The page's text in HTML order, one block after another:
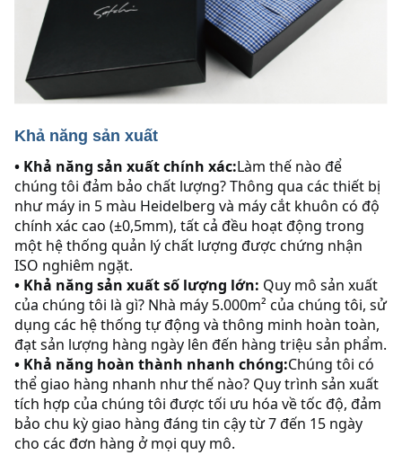
Khả năng sản xuất
• Khả năng sản xuất chính xác:Làm thế nào để
chúng tôi đảm bảo chất lượng? Thông qua các thiết bị
như máy in 5 màu Heidelberg và máy cắt khuôn có độ
chính xác cao (±0,5mm), tất cả đều hoạt động trong
một hệ thống quản lý chất lượng được chứng nhận
ISO nghiêm ngặt.
• Khả năng sản xuất số lượng lớn: Quy mô sản xuất
của chúng tôi là gì? Nhà máy 5.000m² của chúng tôi, sử
dụng các hệ thống tự động và thông minh hoàn toàn,
đạt sản lượng hàng ngày lên đến hàng triệu sản phẩm.
• Khả năng hoàn thành nhanh chóng:Chúng tôi có
thể giao hàng nhanh như thế nào? Quy trình sản xuất
tích hợp của chúng tôi được tối ưu hóa về tốc độ, đảm
bảo chu kỳ giao hàng đáng tin cậy từ 7 đến 15 ngày
cho các đơn hàng ở mọi quy mô.